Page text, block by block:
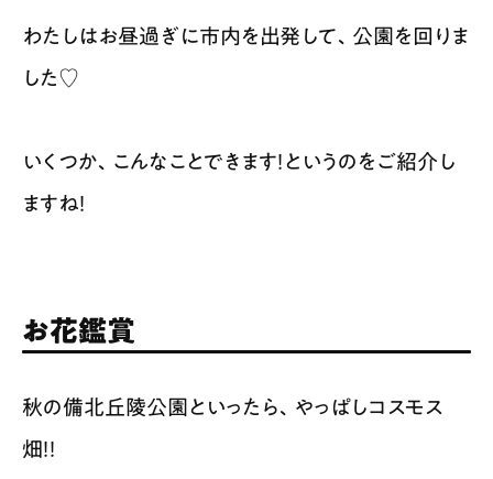
わたしはお昼過ぎに市内を出発して、公園を回りま
した♡
いくつか、こんなことできます！というのをご紹介し
ますね！
お花鑑賞
秋の備北丘陵公園といったら、やっぱしコスモス
畑！！